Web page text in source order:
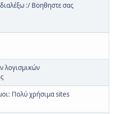
:/ Βοηθηστε σας
λογισμικών
Πολύ χρήσιμα sites